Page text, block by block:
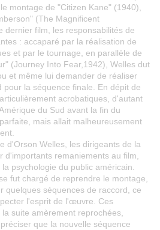
montage de "Citizen Kane" (1940),
(The Magnificent
dernier film, les responsabilités de
: accaparé par la réalisation de
et par le tournage, en parallèle de
(Journey Into Fear,1942), Welles dut
et même lui demander de réaliser
la séquence finale. En dépit de
acrobatiques, d'autant
du Sud avant la fin du
mais allait malheureusement
d'Orson Welles, les dirigeants de la
d'importants remaniements au film,
psychologie du public américain.
fut chargé de reprendre le montage,
quelques séquences de raccord, ce
l'esprit de l'œuvre. Ces
suite amèrement reprochées,
que la nouvelle séquence